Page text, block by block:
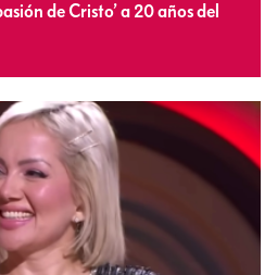
de Cristo’ a 20 años del